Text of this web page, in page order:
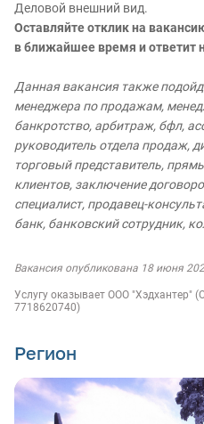
Деловой внешний вид.
Оставляйте отклик на
в ближайшее время и ответит
Данная вакансия также
менеджера по продажам,
банкротство, арбитраж, бфл,
руководитель отдела продаж,
торговый представитель,
клиентов, заключение
специалист, продавец-
банк, банковский сотрудник,
Вакансия опубликована 18 июня
Услугу оказывает ООО "Хэдхантер"
7718620740)
Регион